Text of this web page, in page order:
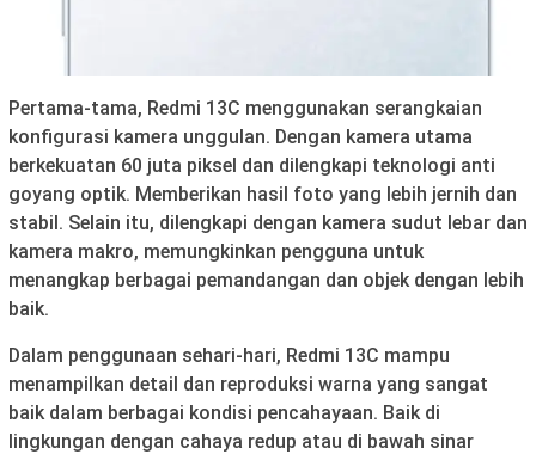
Pertama-tama, Redmi 13C menggunakan serangkaian
konfigurasi kamera unggulan. Dengan kamera utama
berkekuatan 60 juta piksel dan dilengkapi teknologi anti
goyang optik. Memberikan hasil foto yang lebih jernih dan
stabil. Selain itu, dilengkapi dengan kamera sudut lebar dan
kamera makro, memungkinkan pengguna untuk
menangkap berbagai pemandangan dan objek dengan lebih
baik.
Dalam penggunaan sehari-hari, Redmi 13C mampu
menampilkan detail dan reproduksi warna yang sangat
baik dalam berbagai kondisi pencahayaan. Baik di
lingkungan dengan cahaya redup atau di bawah sinar